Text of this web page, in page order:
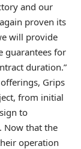
and our
proven its
will provide
guarantees for
duration.”
Grips
from initial
to
Now that the
operation